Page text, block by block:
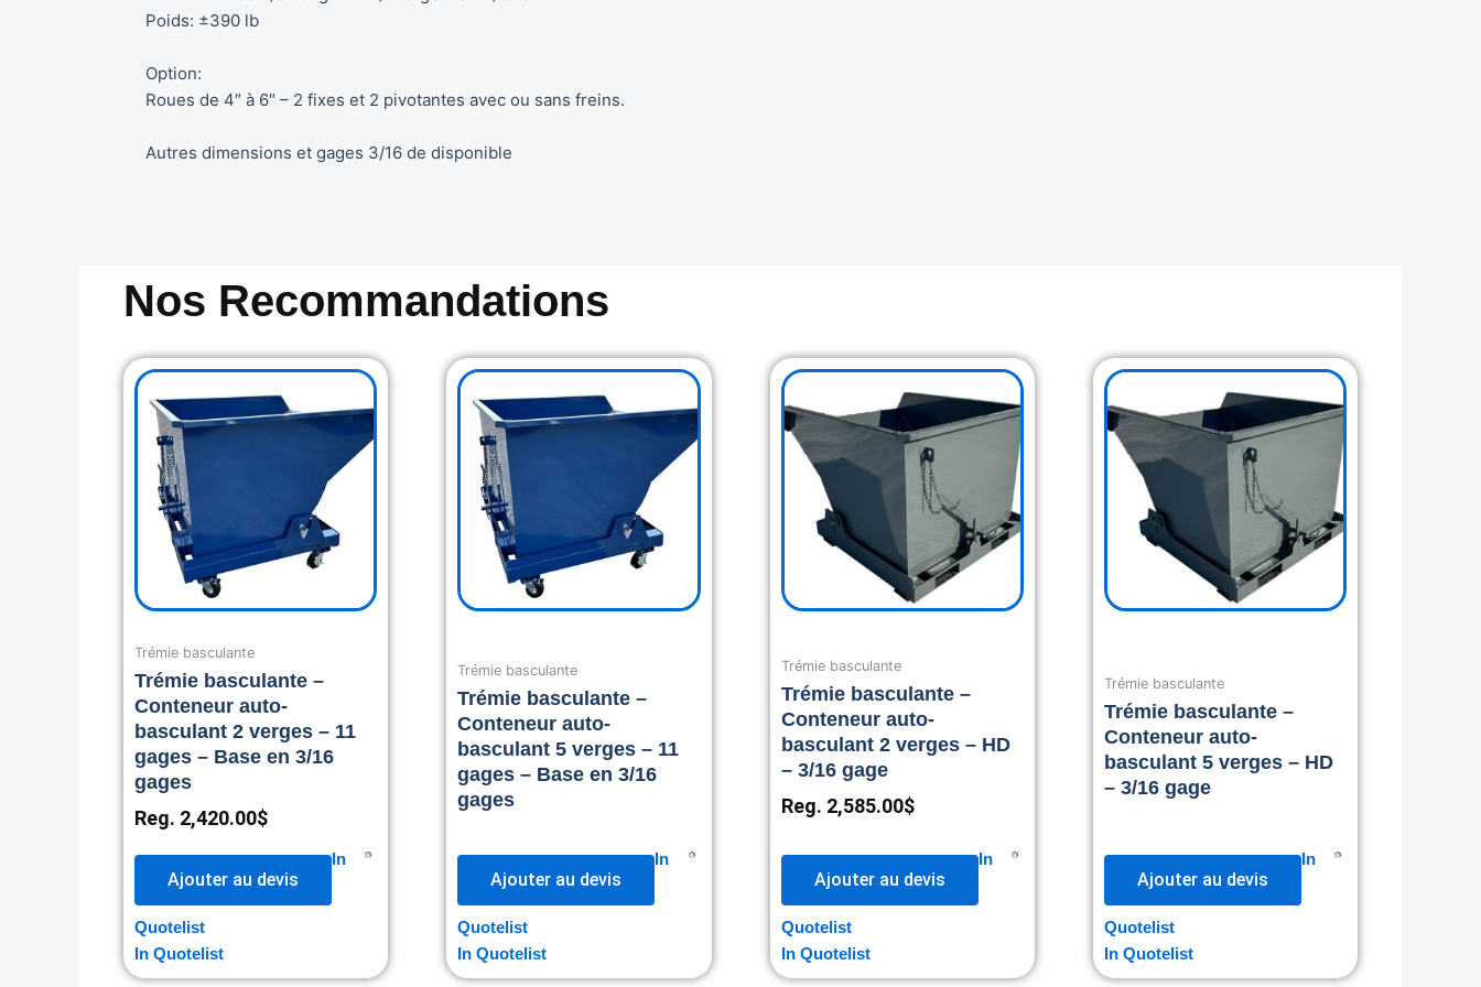
Poids: ±390 lb
Option:
Roues de 4″ à 6″ – 2 fixes et 2 pivotantes avec ou sans freins.
Autres dimensions et gages 3/16 de disponible
Nos Recommandations
Trémie basculante
Trémie basculante –
Conteneur auto-
basculant 2 verges – 11
gages – Base en 3/16
gages
Reg. 2,420.00$
Ajouter au devis
In
Quotelist
In Quotelist
Trémie basculante
Trémie basculante –
Conteneur auto-
basculant 5 verges – 11
gages – Base en 3/16
gages
Ajouter au devis
In
Quotelist
In Quotelist
Trémie basculante
Trémie basculante –
Conteneur auto-
basculant 2 verges – HD
– 3/16 gage
Reg. 2,585.00$
Ajouter au devis
In
Quotelist
In Quotelist
Trémie basculante
Trémie basculante –
Conteneur auto-
basculant 5 verges – HD
– 3/16 gage
Ajouter au devis
In
Quotelist
In Quotelist